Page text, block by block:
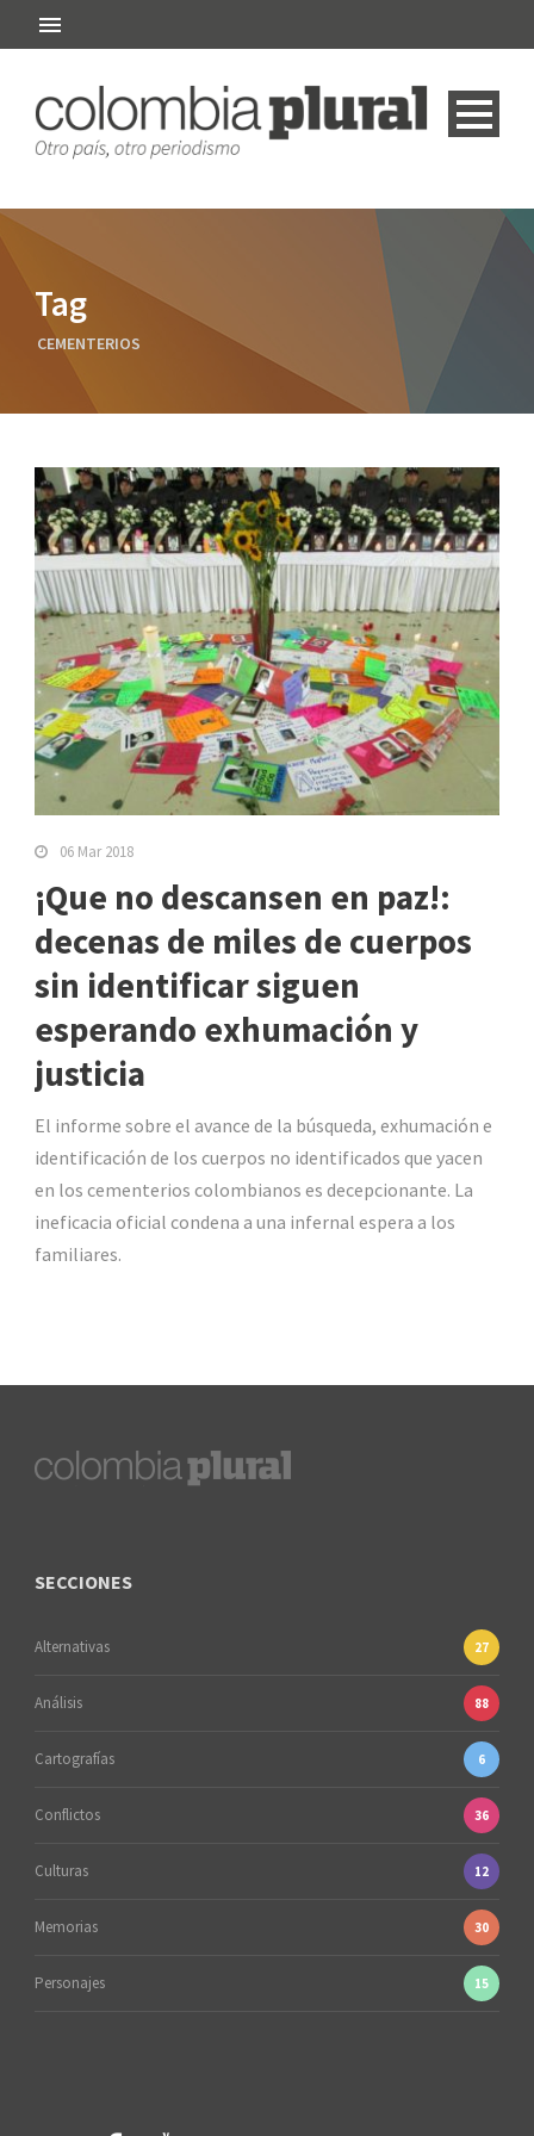
Tag
CEMENTERIOS
06 Mar 2018
¡Que no descansen en paz!:
decenas de miles de cuerpos
sin identificar siguen
esperando exhumación y
justicia
El informe sobre el avance de la búsqueda, exhumación e
identificación de los cuerpos no identificados que yacen
en los cementerios colombianos es decepcionante. La
ineficacia oficial condena a una infernal espera a los
familiares.
SECCIONES
Alternativas 27
Análisis 88
Cartografías 6
Conflictos 36
Culturas 12
Memorias 30
Personajes 15